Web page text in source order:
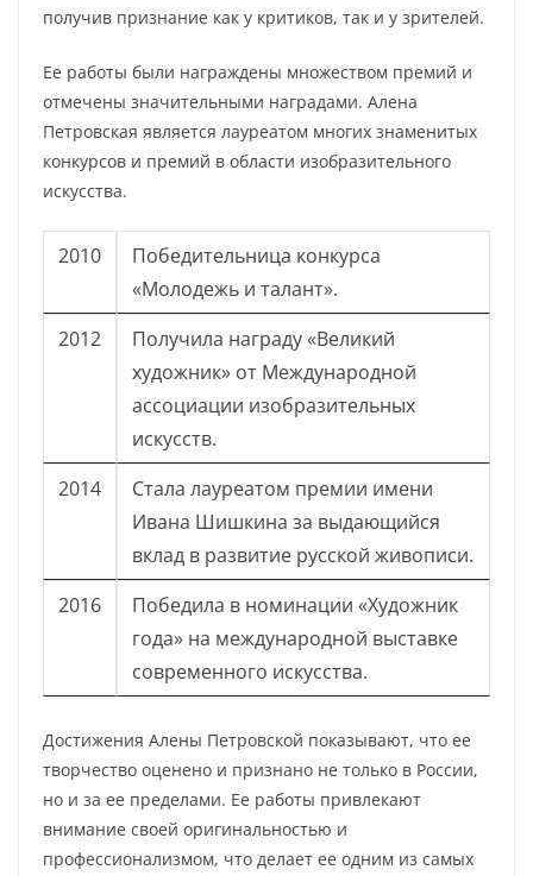
получив признание как у критиков, так и у зрителей.
Ее работы были награждены множеством премий и
отмечены значительными наградами. Алена
Петровская является лауреатом многих знаменитых
конкурсов и премий в области изобразительного
искусства.
2010
Победительница конкурса
«Молодежь и талант».
2012
Получила награду «Великий
художник» от Международной
ассоциации изобразительных
искусств.
2014
Стала лауреатом премии имени
Ивана Шишкина за выдающийся
вклад в развитие русской живописи.
2016
Победила в номинации «Художник
года» на международной выставке
современного искусства.
Достижения Алены Петровской показывают, что ее
творчество оценено и признано не только в России,
но и за ее пределами. Ее работы привлекают
внимание своей оригинальностью и
профессионализмом, что делает ее одним из самых